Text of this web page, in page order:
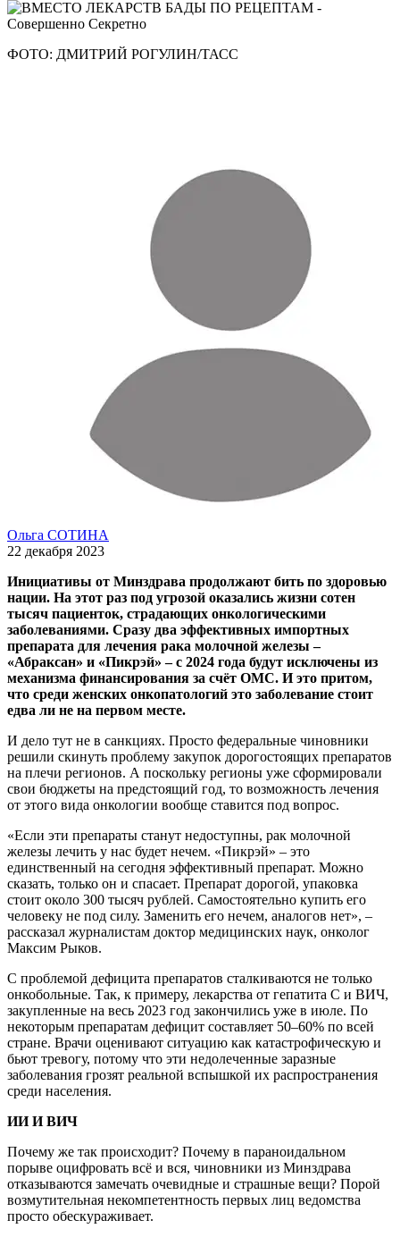
ФОТО: ДМИТРИЙ РОГУЛИН/ТАСС
Ольга СОТИНА
22 декабря 2023
Инициативы от Минздрава продолжают бить по здоровью
нации. На этот раз под угрозой оказались жизни сотен
тысяч пациенток, страдающих онкологическими
заболеваниями. Сразу два эффективных импортных
препарата для лечения рака молочной железы –
«Абраксан» и «Пикрэй» – с 2024 года будут исключены из
механизма финансирования за счёт ОМС. И это притом,
что среди женских онкопатологий это заболевание стоит
едва ли не на первом месте.
И дело тут не в санкциях. Просто федеральные чиновники
решили скинуть проблему закупок дорогостоящих препаратов
на плечи регионов. А поскольку регионы уже сформировали
свои бюджеты на предстоящий год, то возможность лечения
от этого вида онкологии вообще ставится под вопрос.
«Если эти препараты станут недоступны, рак молочной
железы лечить у нас будет нечем. «Пикрэй» – это
единственный на сегодня эффективный препарат. Можно
сказать, только он и спасает. Препарат дорогой, упаковка
стоит около 300 тысяч рублей. Самостоятельно купить его
человеку не под силу. Заменить его нечем, аналогов нет», –
рассказал журналистам доктор медицинских наук, онколог
Максим Рыков.
С проблемой дефицита препаратов сталкиваются не только
онкобольные. Так, к примеру, лекарства от гепатита С и ВИЧ,
закупленные на весь 2023 год закончились уже в июле. По
некоторым препаратам дефицит составляет 50–60% по всей
стране. Врачи оценивают ситуацию как катастрофическую и
бьют тревогу, потому что эти недолеченные заразные
заболевания грозят реальной вспышкой их распространения
среди населения.
ИИ И ВИЧ
Почему же так происходит? Почему в параноидальном
порыве оцифровать всё и вся, чиновники из Минздрава
отказываются замечать очевидные и страшные вещи? Порой
возмутительная некомпетентность первых лиц ведомства
просто обескураживает.